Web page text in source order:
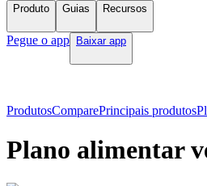
Produto Guias Recursos
Pegue o app Baixar app
ProdutosComparePrincipais produtos
Plano alimentar